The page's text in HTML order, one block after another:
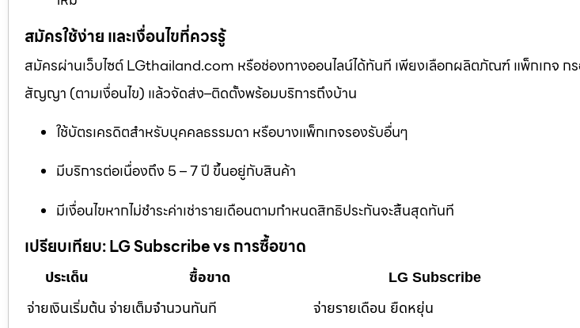
สมัครใช้ง่าย และเงื่อนไขที่ควรรู้
สมัครผ่านเว็บไซต์ LGthailand.com หรือช่องทางออนไลน์ได้ทันที เพียงเลือกผลิตภัณฑ์ แพ็กเกจ ก
สัญญา (ตามเงื่อนไข) แล้วจัดส่ง–ติดตั้งพร้อมบริการถึงบ้าน
ใช้บัตรเครดิตสำหรับบุคคลธรรมดา หรือบางแพ็กเกจรองรับอื่นๆ
มีบริการต่อเนื่องถึง 5 – 7 ปี ขึ้นอยู่กับสินค้า
มีเงื่อนไขหากไม่ชำระค่าเช่ารายเดือนตามกำหนดสิทธิประกันจะสิ้นสุดทันที
เปรียบเทียบ: LG Subscribe vs การซื้อขาด
ประเด็น ซื้อขาด
LG Subscribe
จ่ายเงินเริ่มต้นจ่ายเต็มจำนวนทันที
จ่ายรายเดือน ยืดหยุ่น